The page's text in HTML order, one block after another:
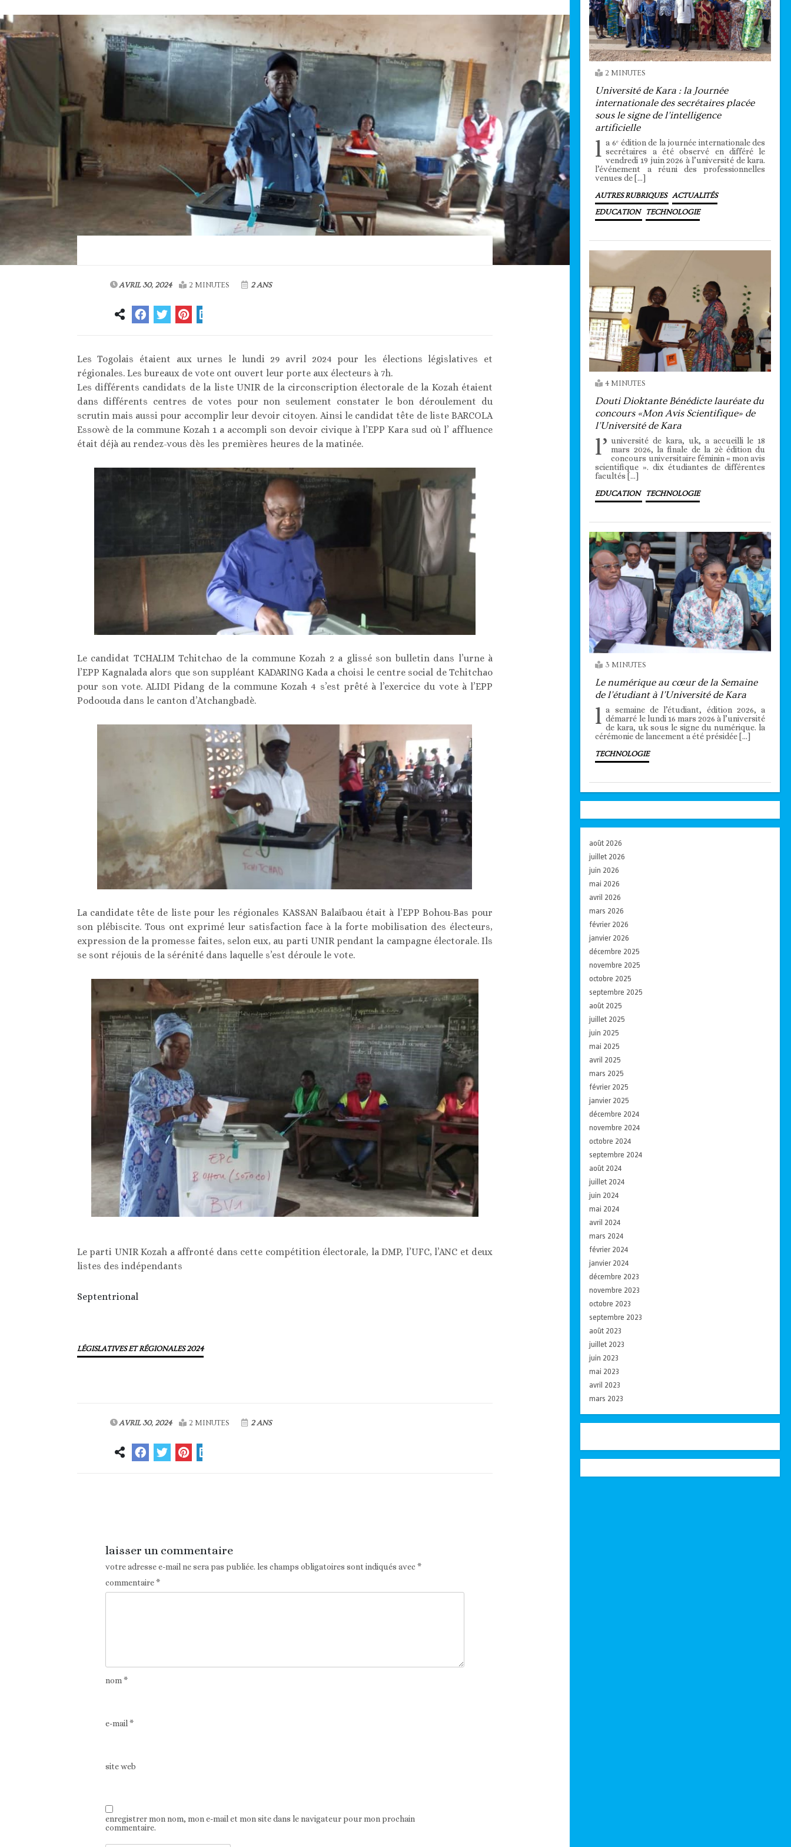
AVRIL 30, 2024 2 MINUTES 2 ANS
Les Togolais étaient aux urnes le lundi 29 avril 2024 pour les élections législatives et
régionales. Les bureaux de vote ont ouvert leur porte aux électeurs à 7h.
Les différents candidats de la liste UNIR de la circonscription électorale de la Kozah étaient
dans différents centres de votes pour non seulement constater le bon déroulement du
scrutin mais aussi pour accomplir leur devoir citoyen. Ainsi le candidat tête de liste BARCOLA
Essowè de la commune Kozah 1 a accompli son devoir civique à l’EPP Kara sud où l’ affluence
était déjà au rendez-vous dès les premières heures de la matinée.
Le candidat TCHALIM Tchitchao de la commune Kozah 2 a glissé son bulletin dans l’urne à
l’EPP Kagnalada alors que son suppléant KADARING Kada a choisi le centre social de Tchitchao
pour son vote. ALIDI Pidang de la commune Kozah 4 s’est prêté à l’exercice du vote à l’EPP
Podoouda dans le canton d’Atchangbadè.
La candidate tête de liste pour les régionales KASSAN Balaïbaou était à l’EPP Bohou-Bas pour
son plébiscite. Tous ont exprimé leur satisfaction face à la forte mobilisation des électeurs,
expression de la promesse faites, selon eux, au parti UNIR pendant la campagne électorale. Ils
se sont réjouis de la sérénité dans laquelle s’est déroule le vote.
Le parti UNIR Kozah a affronté dans cette compétition électorale, la DMP, l’UFC, l’ANC et deux
listes des indépendants
Septentrional
LÉGISLATIVES ET RÉGIONALES 2024
AVRIL 30, 2024 2 MINUTES 2 ANS
laisser un commentaire
votre adresse e-mail ne sera pas publiée. les champs obligatoires sont indiqués avec*
commentaire*
nom *
e-mail *
site web
enregistrer mon nom, mon e-mail et mon site dans le navigateur pour mon prochain
commentaire.
2 MINUTES
Université de Kara : la Journée
internationale des secrétaires placée
sous le signe de l’intelligence
artificielle
l a 6ᵉ édition de la journée internationale des
secrétaires a été observé en différé le
vendredi 19 juin 2026 à l’université de kara.
l’événement a réuni des professionnelles
venues de […]
AUTRES RUBRIQUES ACTUALITÉS
EDUCATION TECHNOLOGIE
4 MINUTES
Douti Dioktante Bénédicte lauréate du
concours «Mon Avis Scientifique» de
l’Université de Kara
l’ université de kara, uk, a accueilli le 18
mars 2026, la finale de la 2è édition du
concours universitaire féminin « mon avis
scientifique ». dix étudiantes de différentes
facultés […]
EDUCATION TECHNOLOGIE
3 MINUTES
Le numérique au cœur de la Semaine
de l’étudiant à l’Université de Kara
l a semaine de l’étudiant, édition 2026, a
démarré le lundi 16 mars 2026 à l’université
de kara, uk sous le signe du numérique. la
cérémonie de lancement a été présidée […]
TECHNOLOGIE
août 2026
juillet 2026
juin 2026
mai 2026
avril 2026
mars 2026
février 2026
janvier 2026
décembre 2025
novembre 2025
octobre 2025
septembre 2025
août 2025
juillet 2025
juin 2025
mai 2025
avril 2025
mars 2025
février 2025
janvier 2025
décembre 2024
novembre 2024
octobre 2024
septembre 2024
août 2024
juillet 2024
juin 2024
mai 2024
avril 2024
mars 2024
février 2024
janvier 2024
décembre 2023
novembre 2023
octobre 2023
septembre 2023
août 2023
juillet 2023
juin 2023
mai 2023
avril 2023
mars 2023